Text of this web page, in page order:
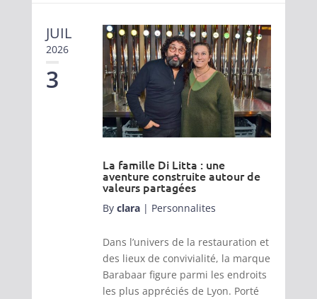
JUIL
2026
3
La famille Di Litta : une
aventure construite autour de
valeurs partagées
By clara| Personnalites
Dans l’univers de la restauration et
des lieux de convivialité, la marque
Barabaar figure parmi les endroits
les plus appréciés de Lyon. Porté